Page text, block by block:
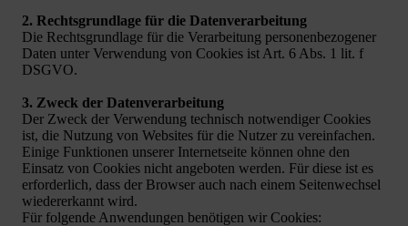
2. Rechtsgrundlage für die Datenverarbeitung
Die Rechtsgrundlage für die Verarbeitung personenbezogener
Daten unter Verwendung von Cookies ist Art. 6 Abs. 1 lit. f
DSGVO.
3. Zweck der Datenverarbeitung
Der Zweck der Verwendung technisch notwendiger Cookies
ist, die Nutzung von Websites für die Nutzer zu vereinfachen.
Einige Funktionen unserer Internetseite können ohne den
Einsatz von Cookies nicht angeboten werden. Für diese ist es
erforderlich, dass der Browser auch nach einem Seitenwechsel
wiedererkannt wird.
Für folgende Anwendungen benötigen wir Cookies: